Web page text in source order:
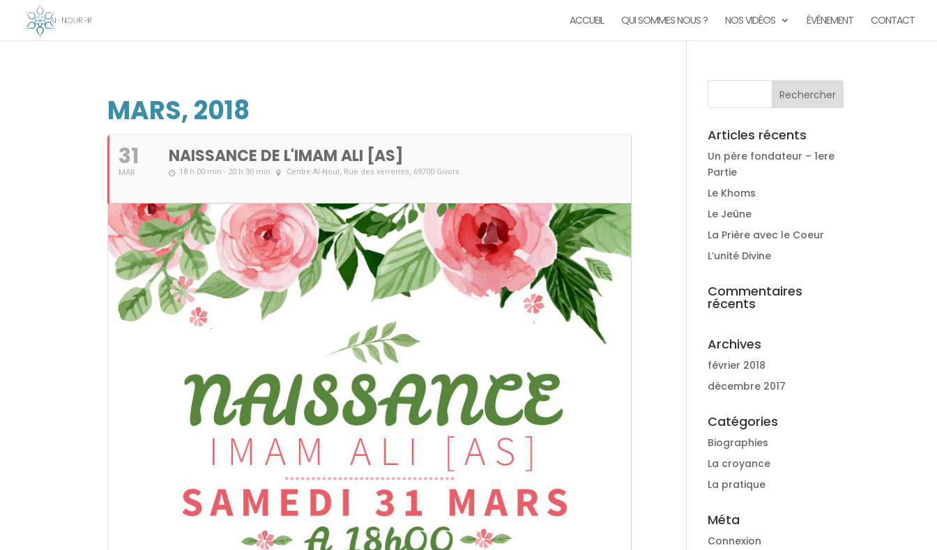
ACCUEIL QUI SOMMES NOUS ? NOS VIDÉOS ÉVÉNEMENT CONTACT
MARS, 2018
31
MAR
NAISSANCE DE L'IMAM ALI [AS]
18 h 00 min - 20 h 30 min Centre Al-Nour, Rue des verreries, 69700 Givors
Articles récents
Un père fondateur – 1ere
Partie
Le Khoms
Le Jeûne
La Prière avec le Coeur
L’unité Divine
Commentaires
récents
Archives
février 2018
décembre 2017
Catégories
Biographies
La croyance
La pratique
Méta
Connexion